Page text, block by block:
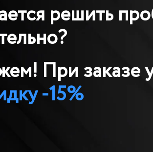
решить
При заказе
-15%